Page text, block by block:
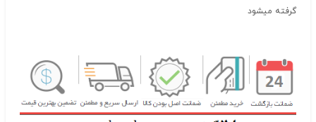
گرفته میشود